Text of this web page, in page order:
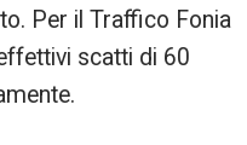
Per il Traffico Fonia
scatti di 60